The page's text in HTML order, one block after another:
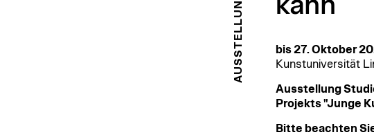
AUSSTELLUNG
kann
bis 27. Oktober
Kunstuniversität
Ausstellung
Projekts "Junge
Bitte beachten